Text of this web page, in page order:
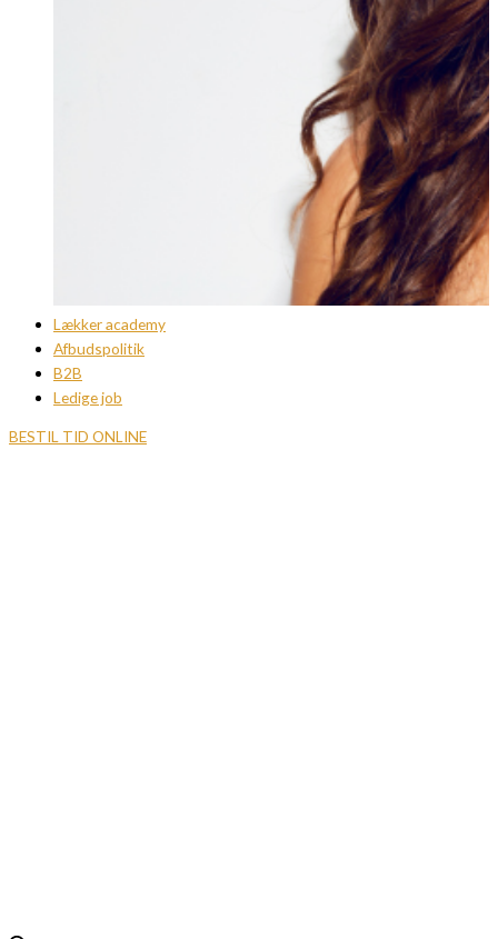
Lækker academy
Afbudspolitik
B2B
Ledige job
BESTIL TID ONLINE